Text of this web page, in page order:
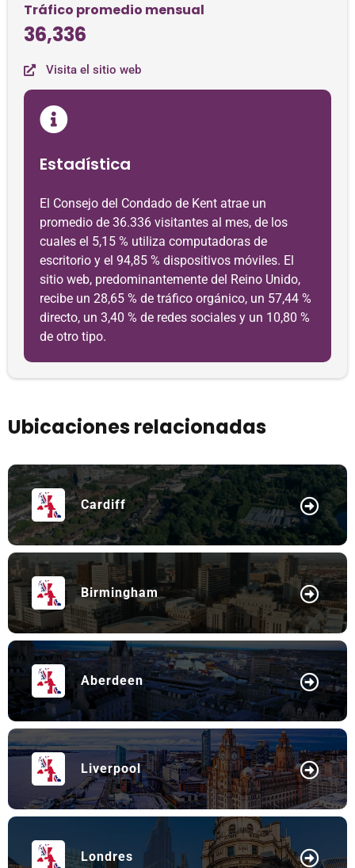
Tráfico promedio mensual
36,336
Visita el sitio web
Estadística
El Consejo del Condado de Kent atrae un
promedio de 36.336 visitantes al mes, de los
cuales el 5,15 % utiliza computadoras de
escritorio y el 94,85 % dispositivos móviles. El
sitio web, predominantemente del Reino Unido,
recibe un 28,65 % de tráfico orgánico, un 57,44 %
directo, un 3,40 % de redes sociales y un 10,80 %
de otro tipo.
Ubicaciones relacionadas
Cardiff
Birmingham
Aberdeen
Liverpool
Londres